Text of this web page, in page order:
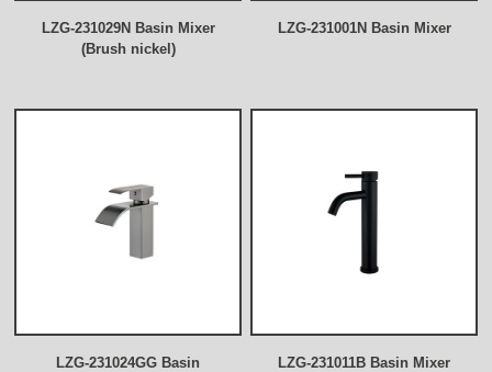
LZG-231001N Basin Mixer
LZG-231029N Basin Mixer
(Brush nickel)
LZG-231011B Basin Mixer
LZG-231024GG Basin